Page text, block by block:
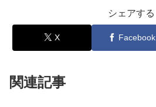
シェアする
X Facebook
関連記事